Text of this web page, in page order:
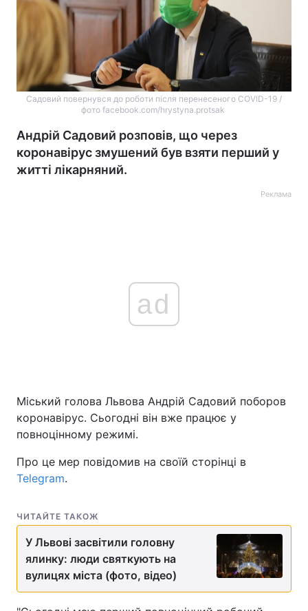
Садовий повернувся до роботи після перенесеного COVID-19 /
фото facebook.com/hrystyna.protsak
Андрій Садовий розповів, що через
коронавірус змушений був взяти перший у
житті лікарняний.
Реклама
ad
Міський голова Львова Андрій Садовий поборов
коронавірус. Сьогодні він вже працює у
повноцінному режимі.
Про це мер повідомив на своїй сторінці в
Telegram.
ЧИТАЙТЕ ТАКОЖ
У Львові засвітили головну
ялинку: люди святкують на
вулицях міста (фото, відео)